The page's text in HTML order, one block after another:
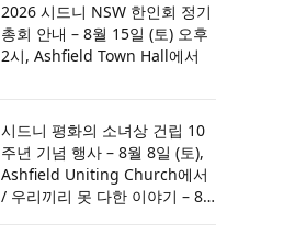
호주의 문화적 울림을 전하다
2026 시드니 NSW 한인회 정기
총회 안내 – 8월 15일 (토) 오후
2시, Ashfield Town Hall에서
시드니 평화의 소녀상 건립 10
주년 기념 행사 – 8월 8일 (토),
Ashfield Uniting Church에서
/ 우리끼리 못 다한 이야기 – 8